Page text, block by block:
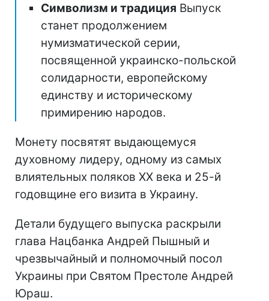
Символизм и традиция Выпуск
станет продолжением
нумизматической серии,
посвященной украинско-польской
солидарности, европейскому
единству и историческому
примирению народов.
Монету посвятят выдающемуся
духовному лидеру, одному из самых
влиятельных поляков ХХ века и 25-й
годовщине его визита в Украину.
Детали будущего выпуска раскрыли
глава Нацбанка Андрей Пышный и
чрезвычайный и полномочный посол
Украины при Святом Престоле Андрей
Юраш.